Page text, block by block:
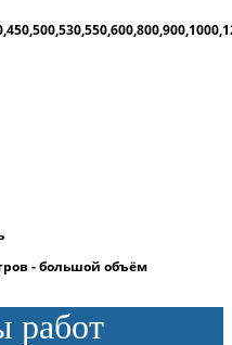
- большой объём
работ